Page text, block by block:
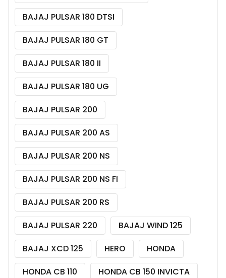
BAJAJ PULSAR 180 DTSI
BAJAJ PULSAR 180 GT
BAJAJ PULSAR 180 II
BAJAJ PULSAR 180 UG
BAJAJ PULSAR 200
BAJAJ PULSAR 200 AS
BAJAJ PULSAR 200 NS
BAJAJ PULSAR 200 NS FI
BAJAJ PULSAR 200 RS
BAJAJ PULSAR 220
BAJAJ WIND 125
BAJAJ XCD 125
HERO
HONDA
HONDA CB 110
HONDA CB 150 INVICTA